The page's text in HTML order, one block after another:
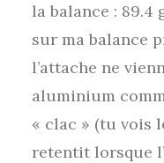
la balance : 89.4
sur ma balance
l’attache ne
aluminium
« clac » (tu vois
retentit lorsque